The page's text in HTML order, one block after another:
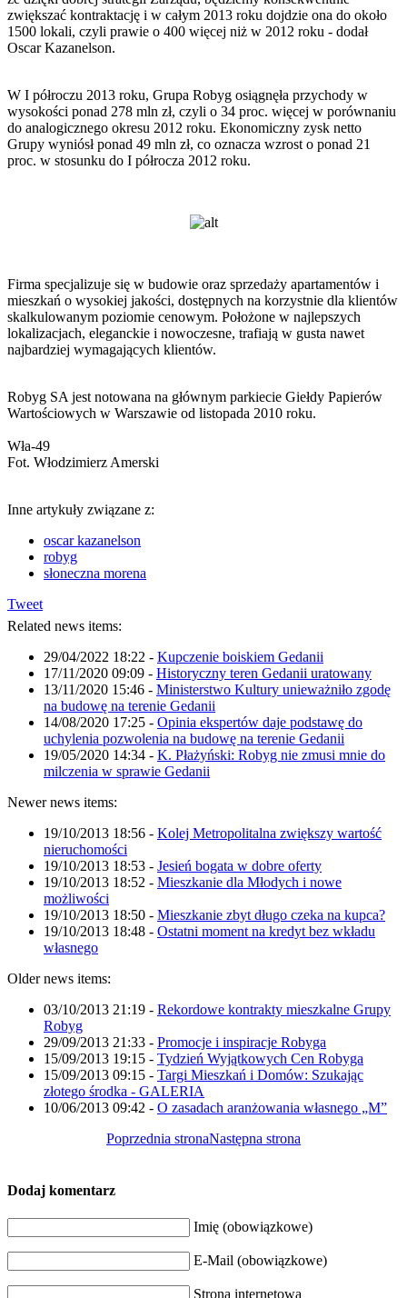
zwiększać kontraktację i w całym 2013 roku dojdzie ona do około
1500 lokali, czyli prawie o 400 więcej niż w 2012 roku - dodał
Oscar Kazanelson.
W I półroczu 2013 roku, Grupa Robyg osiągnęła przychody w
wysokości ponad 278 mln zł, czyli o 34 proc. więcej w porównaniu
do analogicznego okresu 2012 roku. Ekonomiczny zysk netto
Grupy wyniósł ponad 49 mln zł, co oznacza wzrost o ponad 21
proc. w stosunku do I półrocza 2012 roku.
Firma specjalizuje się w budowie oraz sprzedaży apartamentów i
mieszkań o wysokiej jakości, dostępnych na korzystnie dla klientów
skalkulowanym poziomie cenowym. Położone w najlepszych
lokalizacjach, eleganckie i nowoczesne, trafiają w gusta nawet
najbardziej wymagających klientów.
Robyg SA jest notowana na głównym parkiecie Giełdy Papierów
Wartościowych w Warszawie od listopada 2010 roku.
Wła-49
Fot. Włodzimierz Amerski
Inne artykuły związane z:
oscar kazanelson
robyg
słoneczna morena
Tweet
Related news items:
29/04/2022 18:22 - Kupczenie boiskiem Gedanii
17/11/2020 09:09 - Historyczny teren Gedanii uratowany
13/11/2020 15:46 - Ministerstwo Kultury unieważniło zgodę
na budowę na terenie Gedanii
14/08/2020 17:25 - Opinia ekspertów daje podstawę do
uchylenia pozwolenia na budowę na terenie Gedanii
19/05/2020 14:34 - K. Płażyński: Robyg nie zmusi mnie do
milczenia w sprawie Gedanii
Newer news items:
19/10/2013 18:56 - Kolej Metropolitalna zwiększy wartość
nieruchomości
19/10/2013 18:53 - Jesień bogata w dobre oferty
19/10/2013 18:52 - Mieszkanie dla Młodych i nowe
możliwości
19/10/2013 18:50 - Mieszkanie zbyt długo czeka na kupca?
19/10/2013 18:48 - Ostatni moment na kredyt bez wkładu
własnego
Older news items:
03/10/2013 21:19 - Rekordowe kontrakty mieszkalne Grupy
Robyg
29/09/2013 21:33 - Promocje i inspiracje Robyga
15/09/2013 19:15 - Tydzień Wyjątkowych Cen Robyga
15/09/2013 09:15 - Targi Mieszkań i Domów: Szukając
złotego środka - GALERIA
10/06/2013 09:42 - O zasadach aranżowania własnego „M”
Poprzednia stronaNastępna strona
Dodaj komentarz
Imię (obowiązkowe)
E-Mail (obowiązkowe)
Strona internetowa